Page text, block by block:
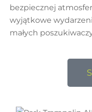
bezpiecznej
wyjątkowe
małych